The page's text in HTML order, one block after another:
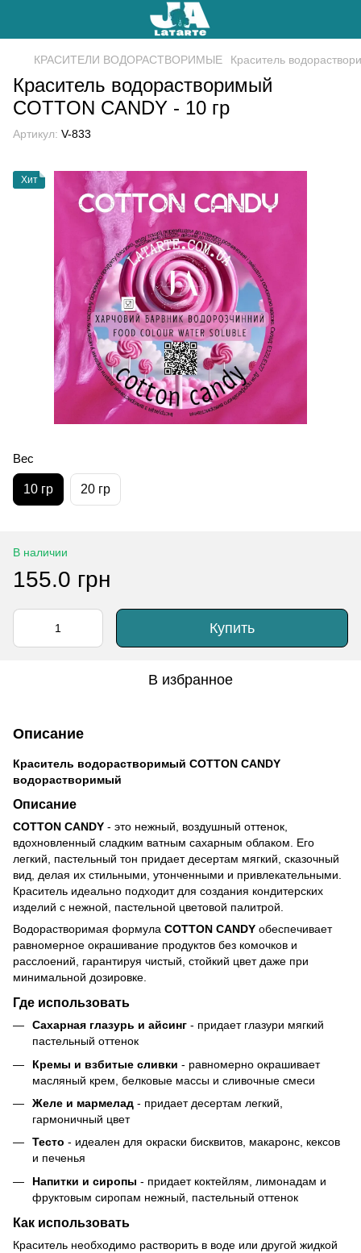
КРАСИТЕЛИ ВОДОРАСТВОРИМЫЕ Краситель
Краситель водорастворимый
COTTON CANDY - 10 гр
Артикул: V-833
Хит
Вес
10 гр 20 гр
В наличии
155.0 грн
Купить
В избранное
Описание
Краситель водорастворимый COTTON CANDY
водорастворимый
Описание
COTTON CANDY - это нежный, воздушный оттенок,
вдохновленный сладким ватным сахарным облаком. Его
легкий, пастельный тон придает десертам мягкий, сказочный
вид, делая их стильными, утонченными и привлекательными.
Краситель идеально подходит для создания кондитерских
изделий с нежной, пастельной цветовой палитрой.
Водорастворимая формула COTTON CANDY обеспечивает
равномерное окрашивание продуктов без комочков и
расслоений, гарантируя чистый, стойкий цвет даже при
минимальной дозировке.
Где использовать
Сахарная глазурь и айсинг - придает глазури мягкий
пастельный оттенок
Кремы и взбитые сливки - равномерно окрашивает
масляный крем, белковые массы и сливочные смеси
Желе и мармелад - придает десертам легкий,
гармоничный цвет
Тесто - идеален для окраски бисквитов, макаронс, кексов
и печенья
Напитки и сиропы - придает коктейлям, лимонадам и
фруктовым сиропам нежный, пастельный оттенок
Как использовать
Краситель необходимо растворить в воде или другой жидкой